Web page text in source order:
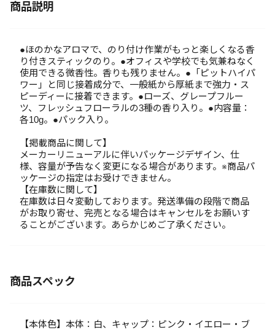
商品説明
●ほのかなアロマで、のり付け作業がもっと楽しくなる香
り付きスティックのり。●オフィスや学校でも気兼ねなく
使用できる微香性。香りも残りません。●「ピットハイパ
ワー」と同じ接着成分で、一般紙から厚紙まで強力・ス
ピーディーに接着できます。●ローズ、グレープフルー
ツ、フレッシュフローラルの3種の香り入り。●内容量：
各10g。●パック入り。
【掲載商品に関して】
メーカーリニューアルに伴いパッケージデザイン、仕
様、容量が予告なく変更になる場合があります。※商品パ
ッケージの指定はお受けできません。
【在庫数に関して】
在庫数は日々変動しております。発送準備の段階で商品
がお取り寄せ、完売となる場合はキャンセルをお願いす
ることがございます。あらかじめご了承ください。
商品スペック
【本体色】本体：白、キャップ：ピンク・イエロー・ブ